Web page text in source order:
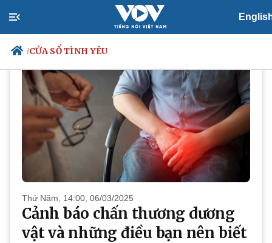
/CỬA SỔ TÌNH YÊU
Chính trị
Tổ chức nhân sự
Quốc hội
Xã hội
Tin 24h
Dự báo thời tiết
Giáo dục
Dấu ấn VOV
Việc làm
PODCAST Cửa sổ tình yêu
Thứ Năm, 14:00, 06/03/2025
Cảnh báo chấn thương dương
vật và những điều bạn nên biết